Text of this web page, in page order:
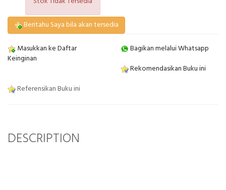
Beritahu Saya bila akan tersedia
Masukkan ke Daftar
Keinginan
Bagikan melalui Whatsapp
Rekomendasikan Buku ini
Referensikan Buku ini
DESCRIPTION